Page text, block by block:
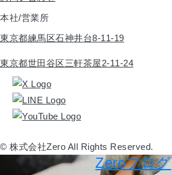
本社/営業所
東京都練馬区石神井台8-11-19
東京都世田谷区三軒茶屋2-11-24
© 株式会社Zero All Rights Reserved.
Zeroブログ